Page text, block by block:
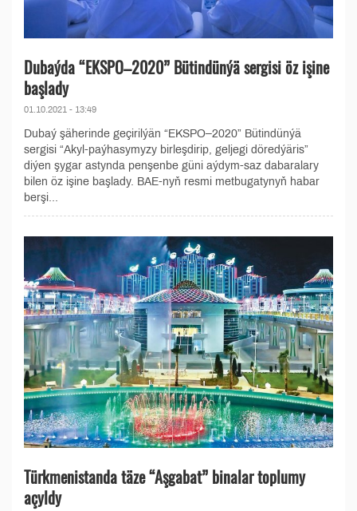
Dubaýda “EKSPO–2020” Bütindünýä sergisi öz işine
başlady
01.10.2021 - 13:49
Dubaý şäherinde geçirilýän “EKSPO–2020” Bütindünýä
sergisi “Akyl-paýhasymyzy birleşdirip, geljegi döredýäris”
diýen şygar astynda penşenbe güni aýdym-saz dabaralary
bilen öz işine başlady. BAE-nyň resmi metbugatynyň habar
berşi...
Türkmenistanda täze “Aşgabat” binalar toplumy
açyldy